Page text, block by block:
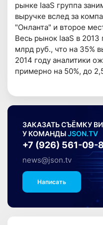
рынке IaaS группа
выручке вслед за
"Онланта" и второе
Весь рынок IaaS в 2013
млрд руб., что на 35%
2014 году аналитики
примерно на 50%, до
ЗАКАЗАТЬ СЪЁМКУ
У КОМАНДЫJSON.TV
+7 (926) 561-09-
news@json.tv
Написать